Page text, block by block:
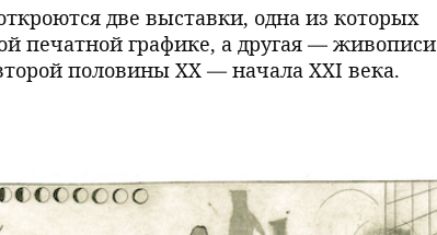
две выставки, одна из которых
печатной графике, а другая — живописи
половины ХХ — начала ХХI века.